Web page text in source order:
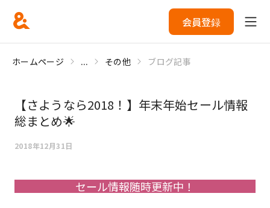
会員登録
ホームページ ... その他 ブログ記事
【さようなら2018！】年末年始セール情報
総まとめ🌟
2018年12月31日
セール情報随時更新中！